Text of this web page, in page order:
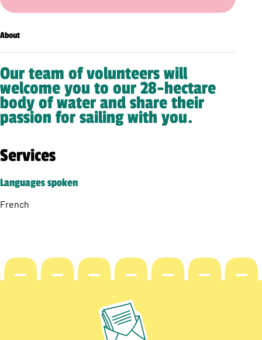
About
Our team of volunteers will
welcome you to our 28-hectare
body of water and share their
passion for sailing with you.
Services
Languages spoken
French